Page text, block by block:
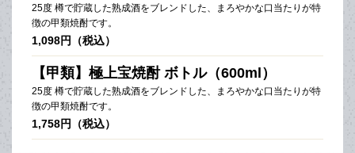
25度 樽で貯蔵した熟成酒をブレンドした、まろやかな口当たりが特
徴の甲類焼酎です。
1,098円（税込）
【甲類】極上宝焼酎 ボトル（600ml）
25度 樽で貯蔵した熟成酒をブレンドした、まろやかな口当たりが特
徴の甲類焼酎です。
1,758円（税込）